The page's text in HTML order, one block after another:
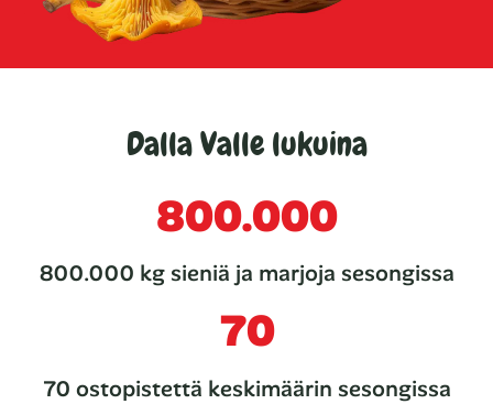
Dalla Valle lukuina
800.000
800.000 kg sieniä ja marjoja sesongissa
70
70 ostopistettä keskimäärin sesongissa